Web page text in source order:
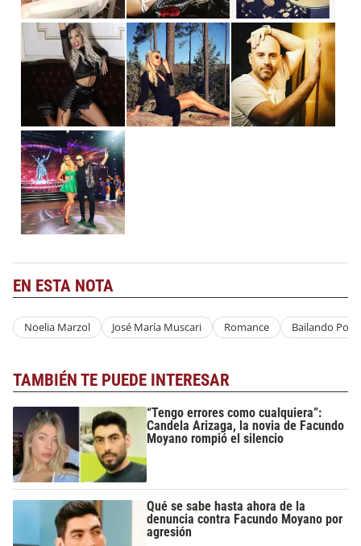
EN ESTA NOTA
Noelia Marzol José María Muscari Romance Bailando Por
TAMBIÉN TE PUEDE INTERESAR
“Tengo errores como cualquiera”:
Candela Arizaga, la novia de Facundo
Moyano rompió el silencio
Qué se sabe hasta ahora de la
denuncia contra Facundo Moyano por
agresión